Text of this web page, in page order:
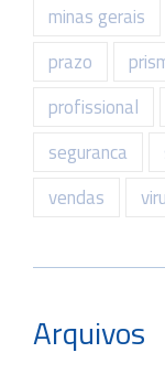
minas gerais
prazo
profissional
seguranca
vendas
Arquivos